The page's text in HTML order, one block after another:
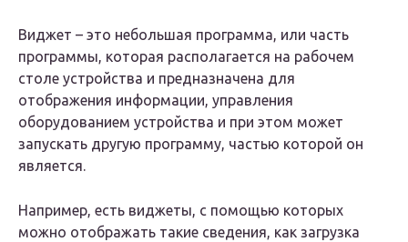
Виджет – это небольшая программа, или часть
программы, которая располагается на рабочем
столе устройства и предназначена для
отображения информации, управления
оборудованием устройства и при этом может
запускать другую программу, частью которой он
является.
Например, есть виджеты, с помощью которых
можно отображать такие сведения, как загрузка